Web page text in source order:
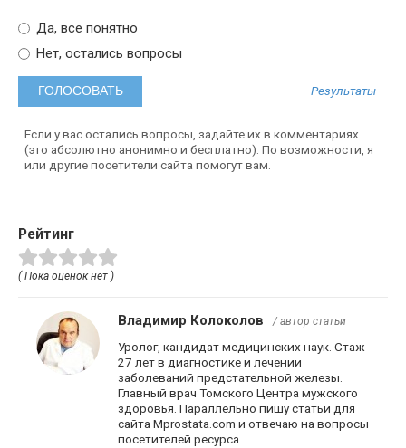
Да, все понятно
Нет, остались вопросы
Результаты
Если у вас остались вопросы, задайте их в комментариях
(это абсолютно анонимно и бесплатно). По возможности, я
или другие посетители сайта помогут вам.
Рейтинг
( Пока оценок нет )
Владимир Колоколов / автор статьи
Уролог, кандидат медицинских наук. Стаж
27 лет в диагностике и лечении
заболеваний предстательной железы.
Главный врач Томского Центра мужского
здоровья. Параллельно пишу статьи для
сайта Mprostata.com и отвечаю на вопросы
посетителей ресурса.